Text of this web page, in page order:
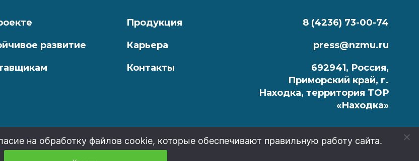
Продукция
развитие Карьера
Контакты
8 (4236) 73-00-74
press@nzmu.ru
692941, Россия,
Приморский край, г.
Находка, территория ТОР
«Находка»
на обработку файлов cookie, которые обеспечивают правильную работу сайта.